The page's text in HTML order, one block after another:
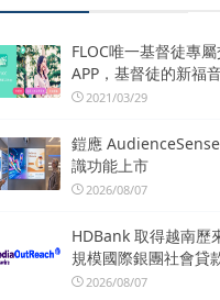
FLOC唯一基督徒專
APP，基督徒的新福
2021/03/29
鎧應
識功能上市
2026/08/07
HDBank 取得越南歷
規模國際銀團社會貸
2026/08/07